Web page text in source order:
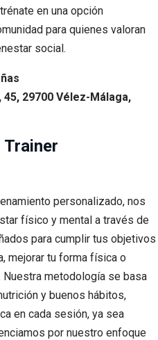
en una opción
para quienes valoran
social.
29700 Vélez-Málaga,
Trainer
personalizado, nos
físico y mental a través de
para cumplir tus objetivos
mejorar tu forma física o
metodología se basa
y buenos hábitos,
en cada sesión, ya sea
por nuestro enfoque